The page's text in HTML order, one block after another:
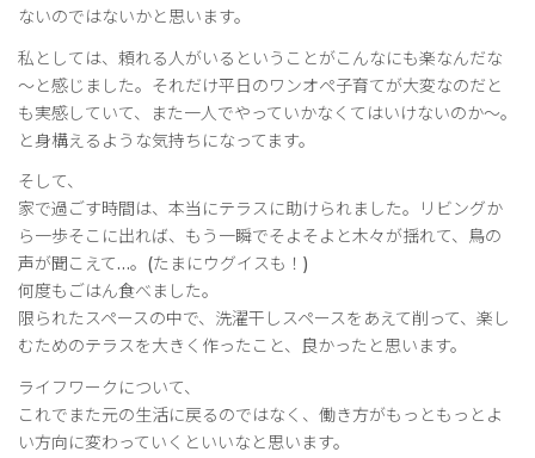
ないのではないかと思います。
私としては、頼れる人がいるということがこんなにも楽なんだな
～と感じました。それだけ平日のワンオペ子育てが大変なのだと
も実感していて、また一人でやっていかなくてはいけないのか～。
と身構えるような気持ちになってます。
そして、
家で過ごす時間は、本当にテラスに助けられました。リビングか
ら一歩そこに出れば、もう一瞬でそよそよと木々が揺れて、鳥の
声が聞こえて…。(たまにウグイスも！)
何度もごはん食べました。
限られたスペースの中で、洗濯干しスペースをあえて削って、楽し
むためのテラスを大きく作ったこと、良かったと思います。
ライフワークについて、
これでまた元の生活に戻るのではなく、働き方がもっともっとよ
い方向に変わっていくといいなと思います。